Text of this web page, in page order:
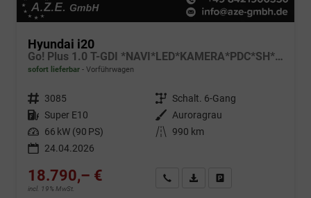
Hyundai i20
Go! Plus 1.0 T-GDI *NAVI*LED*KAMERA*PDC*SH*LHZ*2026!
sofort lieferbar Vorführwagen
Fahrzeugnr. 3085 Getriebe Schalt. 6-Gang
Kraftstoff Super E10 Außenfarbe Auroragrau
Leistung 66 kW (90 PS) Kilometerstand
990 km
24.04.2026
18.790,– €
incl. 19% MwSt.
Wir rufen Sie anFahrzeugexposé (PDF)